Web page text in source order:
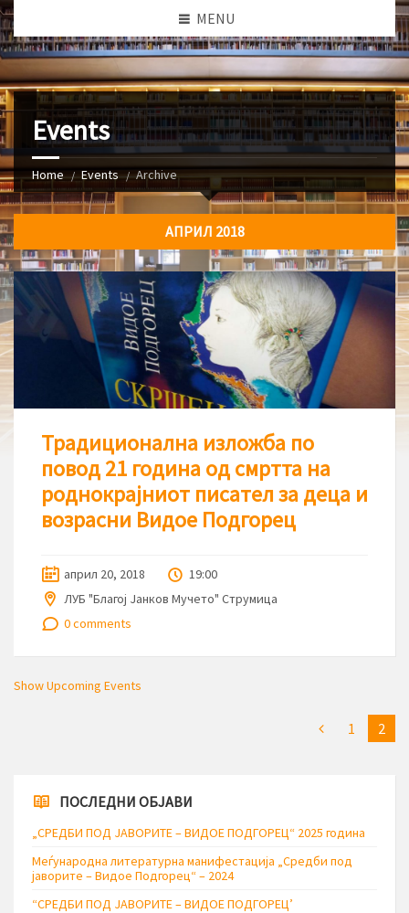
MENU
Events
Home Events Archive
АПРИЛ 2018
Традиционална изложба по
повод 21 година од смртта на
роднокрајниот писател за деца и
возрасни Видое Подгорец
април 20, 2018
19:00
ЛУБ "Благој Јанков Мучето" Струмица
0 comments
Show Upcoming Events
1 2
ПОСЛЕДНИ ОБЈАВИ
„СРЕДБИ ПОД ЈАВОРИТЕ – ВИДОЕ ПОДГОРЕЦ“ 2025 година
Меѓународна литературна манифестација „Средби под
јаворите – Видое Подгорец“ – 2024
“СРЕДБИ ПОД ЈАВОРИТЕ – ВИДОЕ ПОДГОРЕЦ’